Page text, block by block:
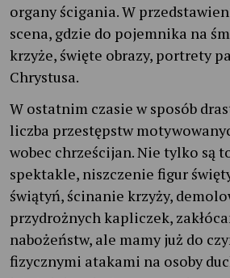
organy ścigania. W
scena, gdzie do pojemnika na
krzyże, święte obrazy, portrety
Chrystusa.
W ostatnim czasie w sposób
liczba przestępstw
wobec chrześcijan. Nie tylko są
spektakle, niszczenie figur
świątyń, ścinanie krzyży,
przydrożnych kapliczek,
nabożeństw, ale mamy już do
fizycznymi atakami na osoby